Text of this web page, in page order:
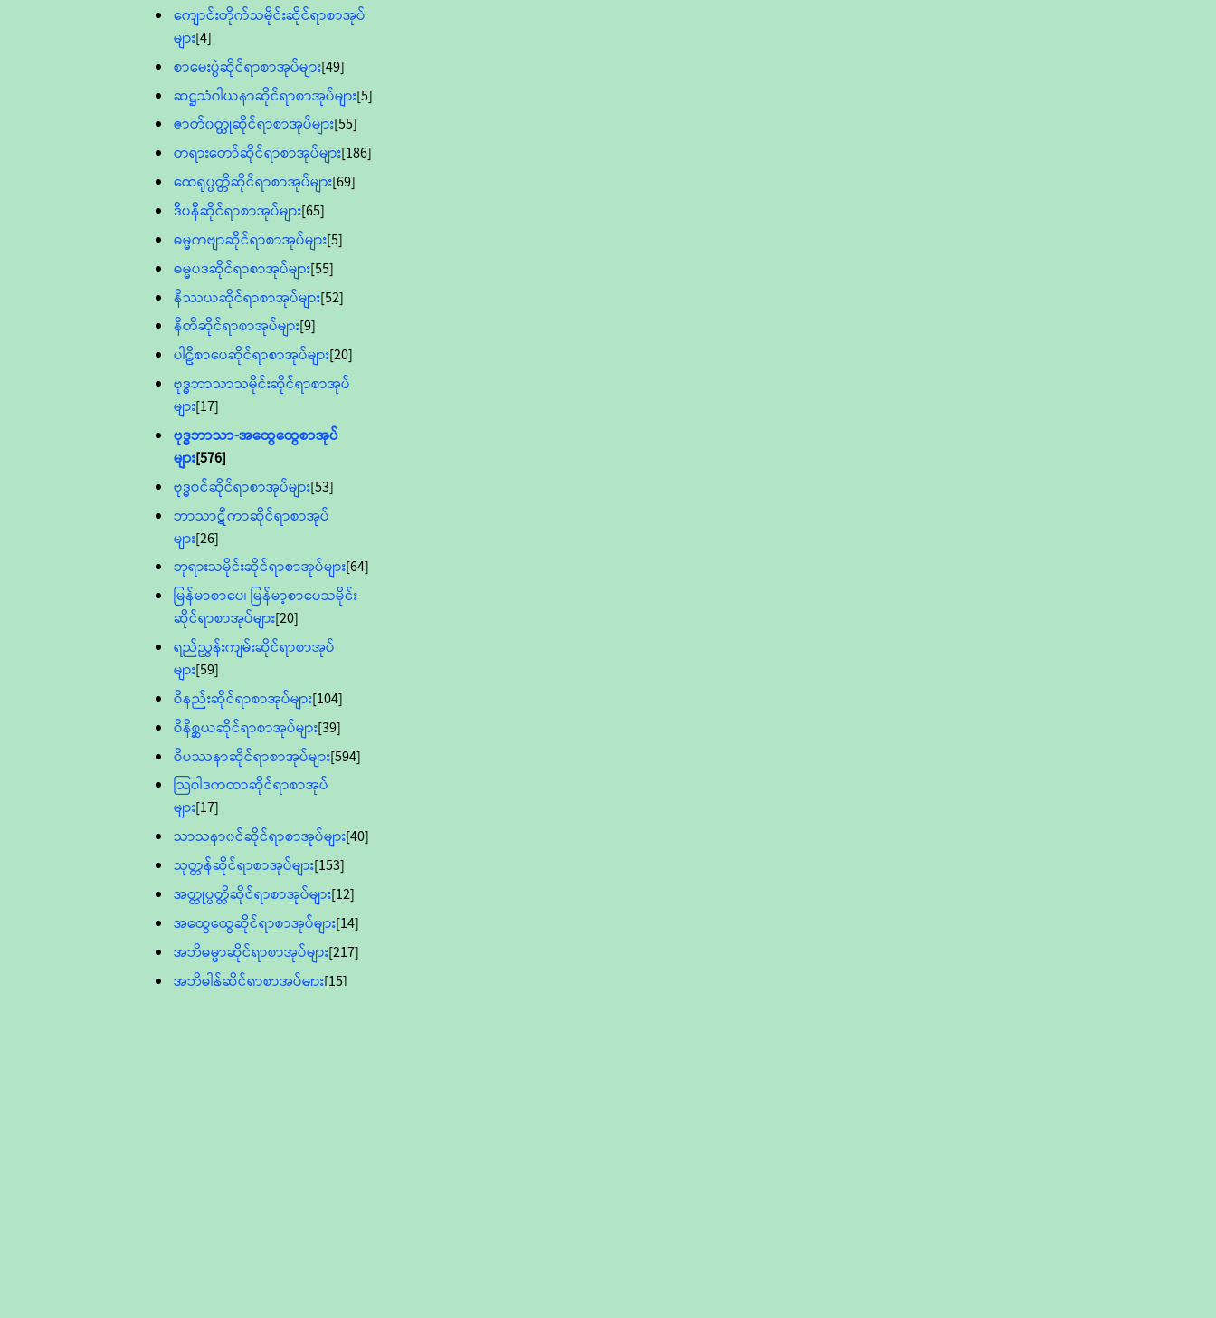
ကျောင်းတိုက်သမိုင်းဆိုင်ရာစာအုပ်
များ[4]
စာမေးပွဲဆိုင်ရာစာအုပ်များ[49]
ဆဋ္ဌသံဂါယနာဆိုင်ရာစာအုပ်များ[5]
ဇာတ်၀တ္ထုဆိုင်ရာစာအုပ်များ[55]
တရားတော်ဆိုင်ရာစာအုပ်များ[186]
ထေရုပ္ပတ္တိဆိုင်ရာစာအုပ်များ[69]
ဒီပနီဆိုင်ရာစာအုပ်များ[65]
ဓမ္မကဗျာဆိုင်ရာစာအုပ်များ[5]
ဓမ္မပဒဆိုင်ရာစာအုပ်များ[55]
နိဿယဆိုင်ရာစာအုပ်များ[52]
နီတိဆိုင်ရာစာအုပ်များ[9]
ပါဠိစာပေဆိုင်ရာစာအုပ်များ[20]
ဗုဒ္ဓဘာသာသမိုင်းဆိုင်ရာစာအုပ်
များ[17]
ဗုဒ္ဓဘာသာ-အထွေထွေစာအုပ်
များ[576]
ဗုဒ္ဓဝင်ဆိုင်ရာစာအုပ်များ[53]
ဘာသာဋီကာဆိုင်ရာစာအုပ်
များ[26]
ဘုရားသမိုင်းဆိုင်ရာစာအုပ်များ[64]
မြန်မာစာပေ၊ မြန်မာ့စာပေသမိုင်း
ဆိုင်ရာစာအုပ်များ[20]
ရည်ညွှန်းကျမ်းဆိုင်ရာစာအုပ်
များ[59]
ဝိနည်းဆိုင်ရာစာအုပ်များ[104]
ဝိနိစ္ဆယဆိုင်ရာစာအုပ်များ[39]
ဝိပဿနာဆိုင်ရာစာအုပ်များ[594]
သြဝါဒကထာဆိုင်ရာစာအုပ်
များ[17]
သာသနာ၀င်ဆိုင်ရာစာအုပ်များ[40]
သုတ္တန်ဆိုင်ရာစာအုပ်များ[153]
အတ္ထုပ္ပတ္တိဆိုင်ရာစာအုပ်များ[12]
အထွေထွေဆိုင်ရာစာအုပ်များ[14]
အဘိဓမ္မာဆိုင်ရာစာအုပ်များ[217]
အဘိဓါန်ဆိုင်ရာစာအုပ်များ[15]